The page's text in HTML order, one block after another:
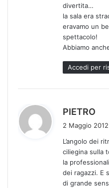
divertita…
la sala era
eravamo un
spettacolo!
Abbiamo
Accedi per
PIETRO
e
t
t
2 Maggio
L’angolo dei
ciliegina sulla
la
dei ragazzi. E
di grande